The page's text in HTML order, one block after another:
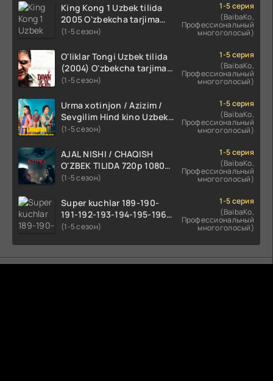
King Kong 1 Uzbek tilida
2005 O'zbekcha tarjima
kino HD skachat
(1-5 сезон)
1-5 серия
(BaibaKo,
Профессиональный
многоголосый)
O'liklar Tongi Uzbek tilida
(2004) O'zbekcha tarjima
kino HD skachat
(1-5 сезон)
1-5 серия
(BaibaKo,
Профессиональный
многоголосый)
Urma xotinjon / Azizim /
Sevgilim Hind kino Uzbek
tilida 2022 O'zbekcha
(1-5 сезон)
1-5 серия
(BaibaKo,
Профессиональный
многоголосый)
AJAL NISHI / CHAQISH
O'ZBEK TILIDA 720p 1080p
Full HD (2024) Tarjima
(1-5 сезон)
1-5 серия
(BaibaKo,
Профессиональный
многоголосый)
Super kuchlar 189-190-
191-192-193-194-195-196-
197-198-199-200 Qism
tarjima seryal
(1-5 сезон)
1-5 серия
(BaibaKo,
Профессиональный
многоголосый)